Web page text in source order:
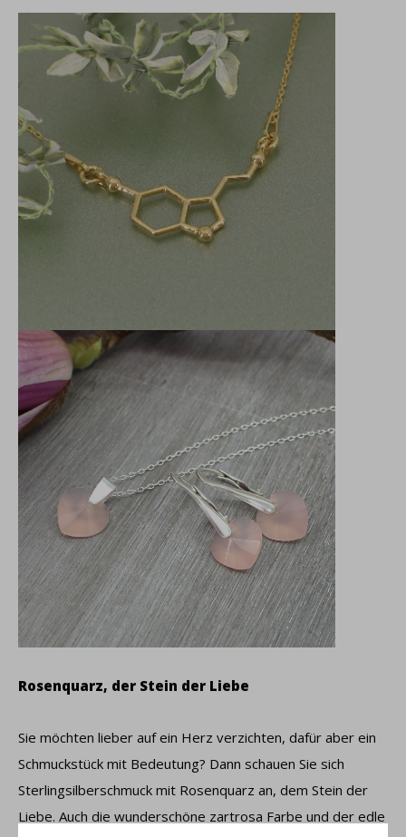
Rosenquarz, der Stein der Liebe
Sie möchten lieber auf ein Herz verzichten, dafür aber ein
Schmuckstück mit Bedeutung? Dann schauen Sie sich
Sterlingsilberschmuck mit Rosenquarz an, dem Stein der
Liebe. Auch die wunderschöne zartrosa Farbe und der edle